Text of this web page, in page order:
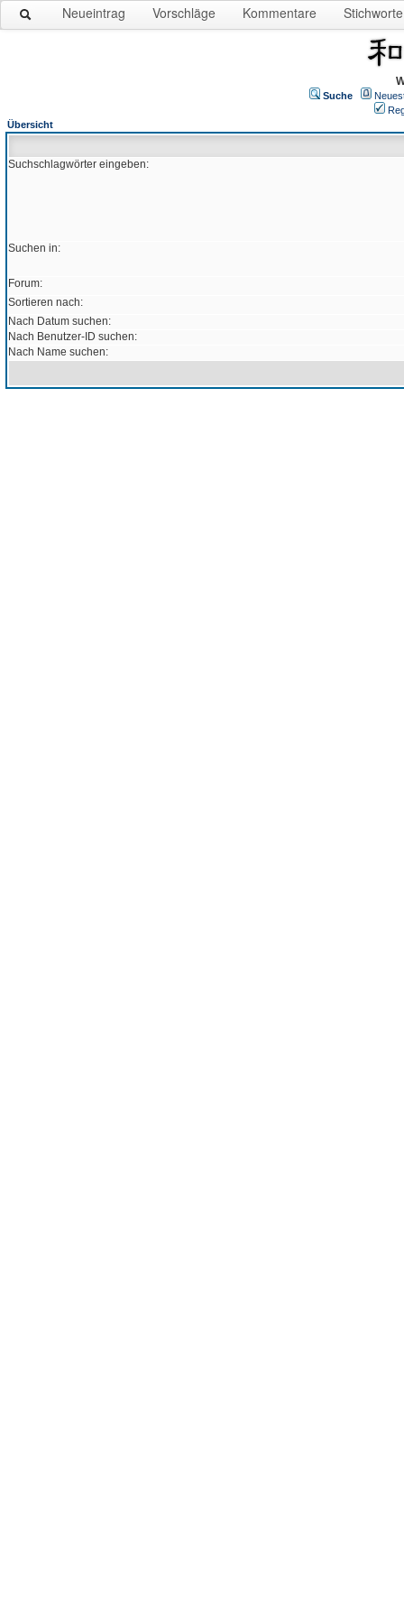
Neueintrag Vorschläge Kommentare Stichworte
Suche
Übersicht
Suchschlagwörter eingeben:
Suchen in:
Forum:
Sortieren nach:
Nach Datum suchen:
Nach Benutzer-ID suchen:
Nach Name suchen: